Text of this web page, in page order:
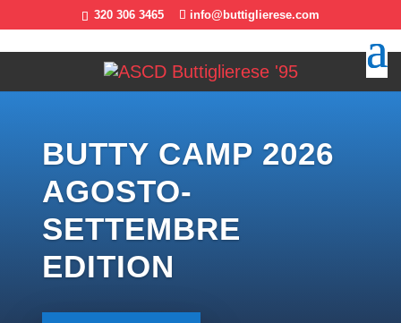
320 306 3465 info@buttiglierese.com
BUTTY CAMP 2026
AGOSTO-
SETTEMBRE
EDITION